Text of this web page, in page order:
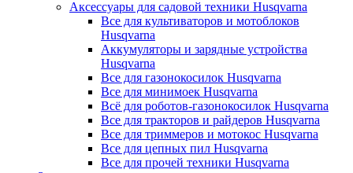
Аксессуары для садовой техники Husqvarna
Все для культиваторов и мотоблоков
Husqvarna
Аккумуляторы и зарядные устройства
Husqvarna
Все для газонокосилок Husqvarna
Все для минимоек Husqvarna
Всё для роботов-газонокосилок Husqvarna
Все для тракторов и райдеров Husqvarna
Все для триммеров и мотокос Husqvarna
Все для цепных пил Husqvarna
Все для прочей техники Husqvarna